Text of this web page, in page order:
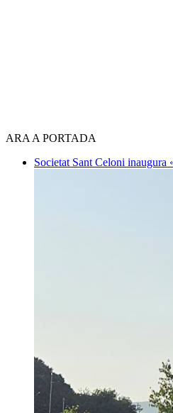
ARA A PORTADA
Societat Sant Celoni inaugura